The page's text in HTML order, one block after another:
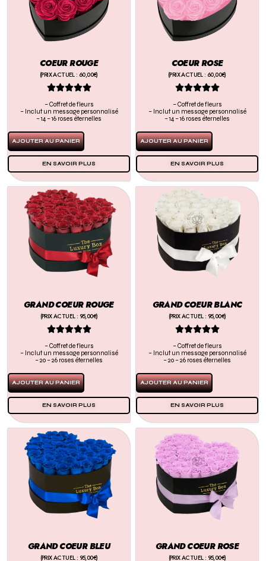
COEUR ROUGE
(PRIX ACTUEL : 60,00€)

– Coffret de fleurs
– Inclut un message personnalisé
– 14 – 16 roses éternelles
AJOUTER AU PANIER
EN SAVOIR PLUS
COEUR ROSE
(PRIX ACTUEL : 60,00€)

– Coffret de fleurs
– Inclut un message personnalisé
– 14 – 16 roses éternelles
AJOUTER AU PANIER
EN SAVOIR PLUS
GRAND COEUR ROUGE
(PRIX ACTUEL : 95,00€)

– Coffret de fleurs
– Inclut un message personnalisé
– 20 – 26 roses éternelles
AJOUTER AU PANIER
EN SAVOIR PLUS
GRAND COEUR BLANC
(PRIX ACTUEL : 95,00€)

– Coffret de fleurs
– Inclut un message personnalisé
– 20 – 26 roses éternelles
AJOUTER AU PANIER
EN SAVOIR PLUS
GRAND COEUR BLEU
(PRIX ACTUEL : 95,00€)
GRAND COEUR ROSE
(PRIX ACTUEL : 95,00€)